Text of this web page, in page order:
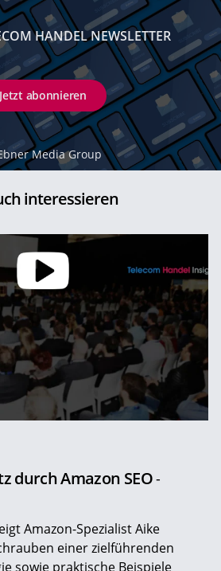
HANDEL NEWSLETTER
Jetzt abonnieren
Media Group
interessieren
durch Amazon SEO-
Amazon-Spezialist Aike
einer zielführenden
sowie praktische Beispiele